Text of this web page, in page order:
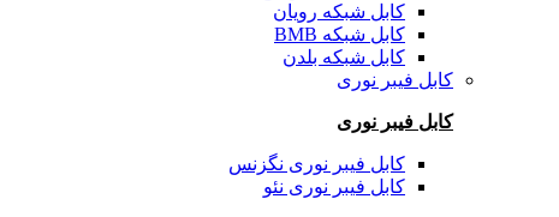
کابل شبکه رویان
کابل شبکه BMB
کابل شبکه بلدن
کابل فیبر نوری
کابل فیبر نوری
کابل فیبر نوری نگزنس
کابل فیبر نوری نئو